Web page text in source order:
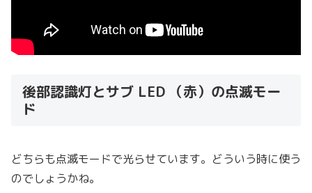
後部認識灯とサブ LED （赤）の点滅モー
ド
どちらも点滅モードで光らせています。どういう時に使う
のでしょうかね。